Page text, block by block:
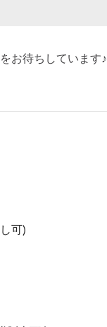
お待ちしています♪
可)